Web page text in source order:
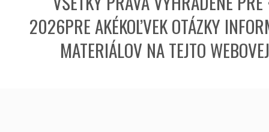
2026PRE AKÉKOĽVEK OTÁZKY
MATERIÁLOV NA TEJTO